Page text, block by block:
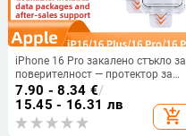
iPhone 16 Pro закалено стъкло за
поверителност — протектор за
дисплея, анти-надраскване,
преден екран
7.90 - 8.34 €/
15.45 - 16.31 лв
add_shopping_cart